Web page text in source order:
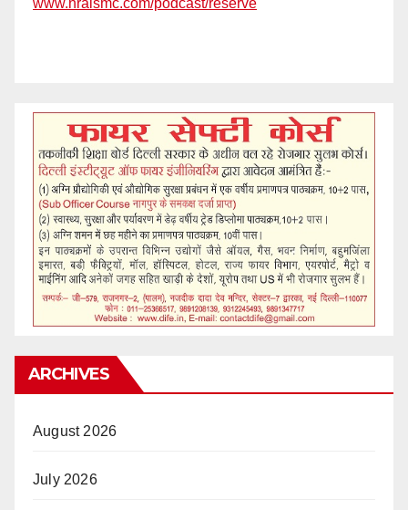
www.nraismc.com/podcast/reserve
ARCHIVES
August 2026
July 2026